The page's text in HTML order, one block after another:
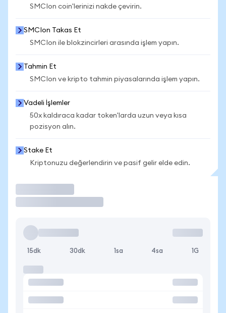
SMCIon coin'lerinizi nakde çevirin.
SMCIon Takas Et
SMCIon ile blokzincirleri arasında işlem yapın.
Tahmin Et
SMCIon ve kripto tahmin piyasalarında işlem yapın.
Vadeli İşlemler
50x kaldıraca kadar token'larda uzun veya kısa
pozisyon alın.
Stake Et
Kriptonuzu değerlendirin ve pasif gelir elde edin.
15dk 30dk 1sa 4sa 1G